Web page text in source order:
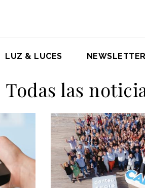
LUZ & LUCES NEWSLETTER
Todas las